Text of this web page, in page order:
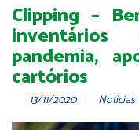
Clipping –
pandemia,
cartórios
13/11/2020 Notícias